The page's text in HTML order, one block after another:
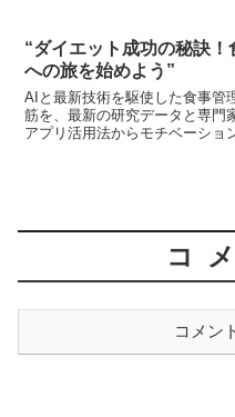
“ダイエット成功の秘訣
への旅を始めよう”
AIと最新技術を駆使した食事管
筋を、最新の研究データと専門
アプリ活用法からモチベーショ
コ
コメン